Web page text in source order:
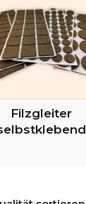
Filzgleiter